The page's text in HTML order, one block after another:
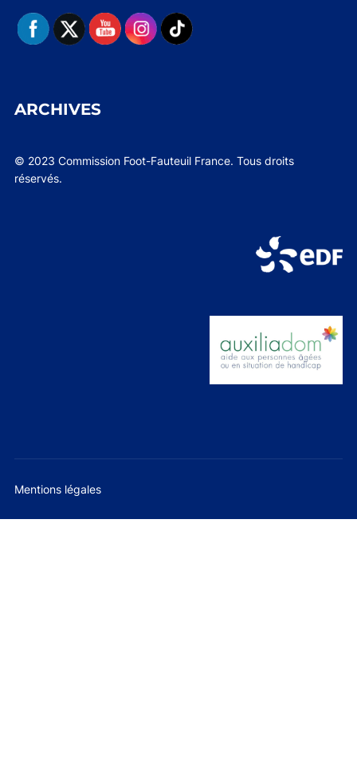
ARCHIVES
© 2023 Commission Foot-Fauteuil France. Tous droits
réservés.
Mentions légales